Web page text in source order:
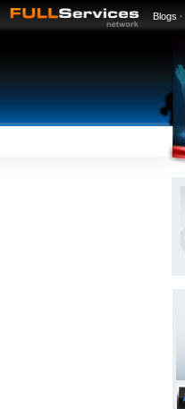
Blogs ·